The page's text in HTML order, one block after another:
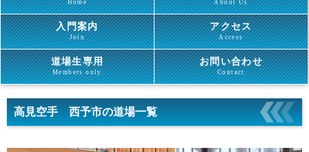
Home About Us
入門案内
Join
アクセス
Access
道場生専用
Members only
お問い合わせ
Contact
高見空手 西予市の道場一覧